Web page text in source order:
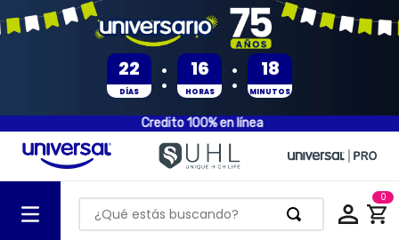
22
DÍAS : 16
HORAS : 18
MINUTOS
Credito 100% en línea
¿Qué estás buscando? 0